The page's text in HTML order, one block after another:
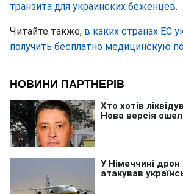
транзита для украинских беженцев.
Читайте также, в каких странах ЕС
получить бесплатно медицинскую